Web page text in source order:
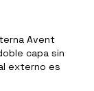
Avent
capa sin
externo es